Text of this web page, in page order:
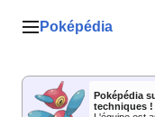
Menu principal
Poképédia
Poképédia
techniques !